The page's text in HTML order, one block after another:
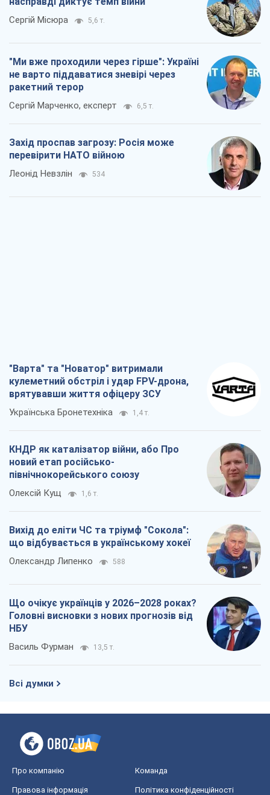
Сергій Місюра 5,6 т.
"Ми вже проходили через гірше": Україні
не варто піддаватися зневірі через
ракетний терор
Сергій Марченко, експерт 6,5 т.
Захід проспав загрозу: Росія може
перевірити НАТО війною
Леонід Невзлін 534
"Варта" та "Новатор" витримали
кулеметний обстріл і удар FPV-дрона,
врятувавши життя офіцеру ЗСУ
Українська Бронетехніка 1,4 т.
КНДР як каталізатор війни, або Про
новий етап російсько-
північнокорейського союзу
Олексій Кущ 1,6 т.
Вихід до еліти ЧС та тріумф "Сокола":
що відбувається в українському хокеї
Олександр Липенко 588
Що очікує українців у 2026–2028 роках?
Головні висновки з нових прогнозів від
НБУ
Василь Фурман 13,5 т.
Всі думки
Про компанію Команда
Правова інформація Політика конфіденційності